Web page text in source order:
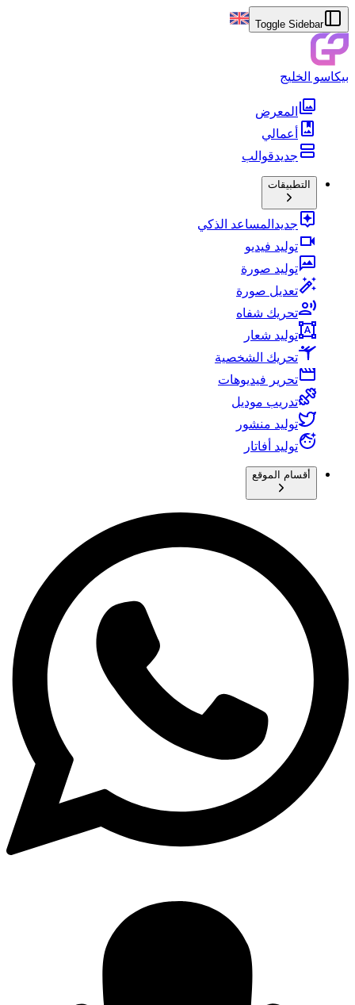
Toggle Sidebar
بيكاسو الخليج
المعرض
أعمالي
جديدقوالب
التطبيقات
جديد المساعد الذكي
توليد فيديو
توليد صورة
تعديل صورة
تحريك شفاه
توليد شعار
تحريك الشخصية
تحرير فيديوهات
تدريب موديل
توليد منشور
توليد أفاتار
أقسام الموقع